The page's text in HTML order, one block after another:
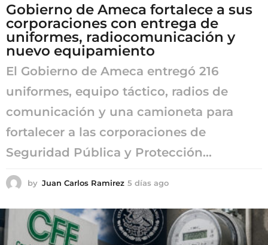
Gobierno de Ameca fortalece a sus
corporaciones con entrega de
uniformes, radiocomunicación y
nuevo equipamiento
El Gobierno de Ameca entregó 216
uniformes, equipo táctico, radios de
comunicación y una camioneta para
fortalecer a las corporaciones de
Seguridad Pública y Protección...
by Juan Carlos Ramirez 5 días ago
s
a